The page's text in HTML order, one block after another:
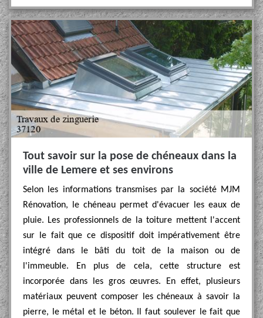
Tout savoir sur la pose de chéneaux dans la
ville de Lemere et ses environs
Selon les informations transmises par la société MJM
Rénovation, le chéneau permet d'évacuer les eaux de
pluie. Les professionnels de la toiture mettent l'accent
sur le fait que ce dispositif doit impérativement être
intégré dans le bâti du toit de la maison ou de
l'immeuble. En plus de cela, cette structure est
incorporée dans les gros œuvres. En effet, plusieurs
matériaux peuvent composer les chéneaux à savoir la
pierre, le métal et le béton. Il faut soulever le fait que